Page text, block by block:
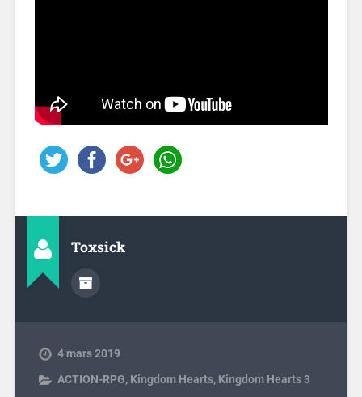
Toxsick
4 mars 2019
ACTION-RPG, Kingdom Hearts, Kingdom Hearts 3